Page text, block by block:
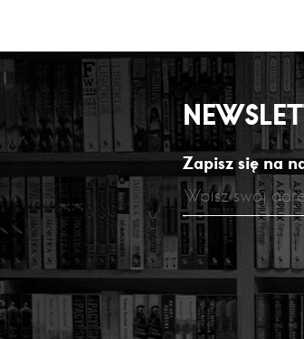
Zapisz się na